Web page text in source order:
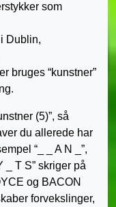
som
Dublin,
bruges “kunstner”
(5)”, så
du allerede har
“_ _ A N _”,
_ T S” skriger på
og BACON
forvekslinger,